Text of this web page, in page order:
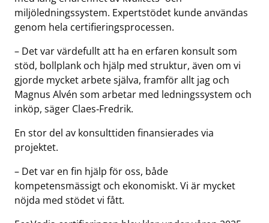
miljöledningssystem. Expertstödet kunde användas
genom hela certifieringsprocessen.
– Det var värdefullt att ha en erfaren konsult som
stöd, bollplank och hjälp med struktur, även om vi
gjorde mycket arbete själva, framför allt jag och
Magnus Alvén som arbetar med ledningssystem och
inköp, säger Claes‑Fredrik.
En stor del av konsulttiden finansierades via
projektet.
– Det var en fin hjälp för oss, både
kompetensmässigt och ekonomiskt. Vi är mycket
nöjda med stödet vi fått.